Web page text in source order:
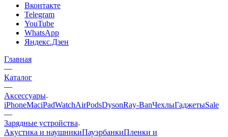
Вконтакте
Telegram
YouTube
WhatsApp
Яндекс.Дзен
Главная
—
Каталог
—
Аксессуары
iPhoneMaciPadWatchAirPodsDysonRay-BanЧехлыГаджетыSale
—
Зарядные устройства
Акустика и наушникиПауэрбанкиПленки и